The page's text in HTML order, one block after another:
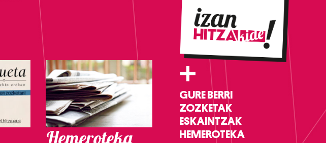
Hemeroteka
+
GURE BERRI
ZOZKETAK
ESKAINTZAK
HEMEROTEKA